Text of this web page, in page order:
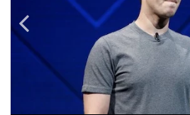
คอลัมนิสต์
• ละคร
CbizReview
Cyber BIZ